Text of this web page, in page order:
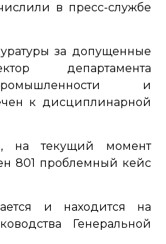
в пресс-службе
за допущенные
департамента
и
к дисциплинарной
на текущий момент
801 проблемный кейс
и находится на
Генеральной